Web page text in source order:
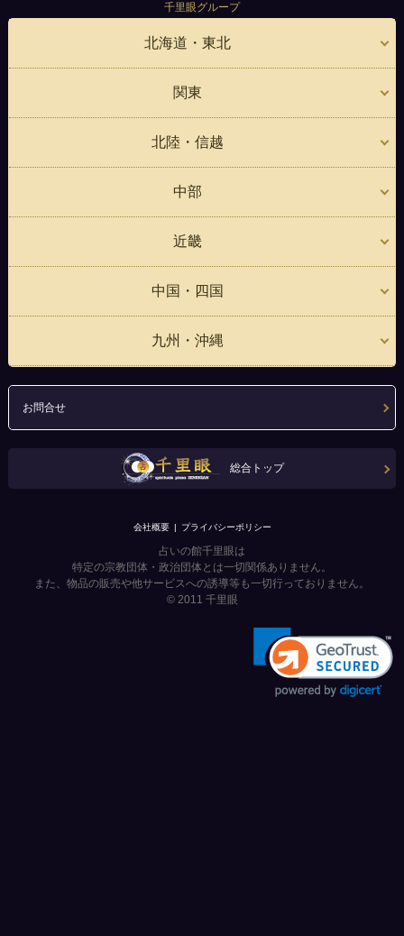
千里眼グループ
北海道・東北
関東
北陸・信越
中部
近畿
中国・四国
九州・沖縄
お問合せ
総合トップ
会社概要 プライバシーポリシー
占いの館千里眼は
特定の宗教団体・政治団体とは一切関係ありません。
また、物品の販売や他サービスへの誘導等も一切行っておりません。
© 2011 千里眼